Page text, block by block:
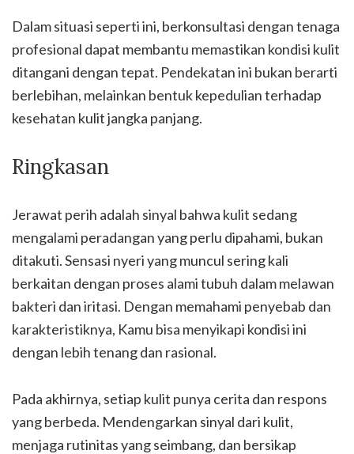
Dalam situasi seperti ini, berkonsultasi dengan tenaga
profesional dapat membantu memastikan kondisi kulit
ditangani dengan tepat. Pendekatan ini bukan berarti
berlebihan, melainkan bentuk kepedulian terhadap
kesehatan kulit jangka panjang.
Ringkasan
Jerawat perih adalah sinyal bahwa kulit sedang
mengalami peradangan yang perlu dipahami, bukan
ditakuti. Sensasi nyeri yang muncul sering kali
berkaitan dengan proses alami tubuh dalam melawan
bakteri dan iritasi. Dengan memahami penyebab dan
karakteristiknya, Kamu bisa menyikapi kondisi ini
dengan lebih tenang dan rasional.
Pada akhirnya, setiap kulit punya cerita dan respons
yang berbeda. Mendengarkan sinyal dari kulit,
menjaga rutinitas yang seimbang, dan bersikap